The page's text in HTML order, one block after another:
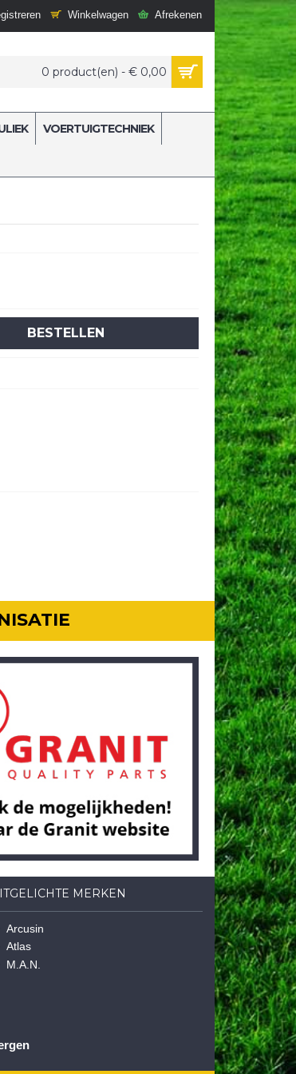
Winkelwagen Afrekenen
0 product(en) - € 0,00
VOERTUIGTECHNIEK
BESTELLEN
MERKEN
Arcusin
Atlas
M.A.N.